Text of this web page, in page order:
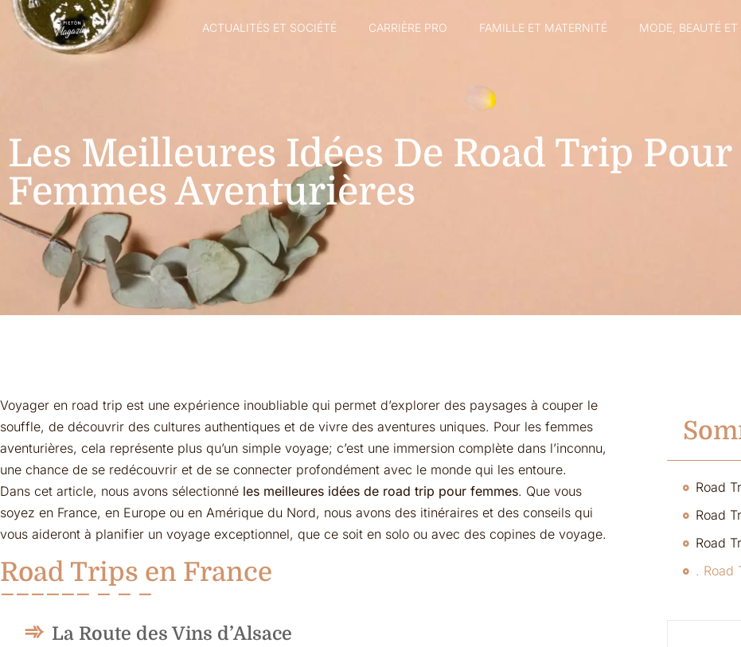
ACTUALITÉS ET SOCIÉTÉ CARRIÈRE PRO FAMILLE ET MATERNITÉ MODE, BEAUTÉ
Les Meilleures Idées De Road Trip Pour
Femmes Aventurières
Voyager en road trip est une expérience inoubliable qui permet d’explorer des paysages à couper le
souffle, de découvrir des cultures authentiques et de vivre des aventures uniques. Pour les femmes
aventurières, cela représente plus qu’un simple voyage; c’est une immersion complète dans l’inconnu,
une chance de se redécouvrir et de se connecter profondément avec le monde qui les entoure.
Dans cet article, nous avons sélectionné les meilleures idées de road trip pour femmes. Que vous
soyez en France, en Europe ou en Amérique du Nord, nous avons des itinéraires et des conseils qui
vous aideront à planifier un voyage exceptionnel, que ce soit en solo ou avec des copines de voyage.
Road Trips en France
La Route des Vins d’Alsace
Road
Road